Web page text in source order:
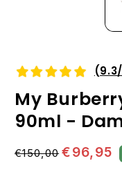
My
90ml -
Normale
€150,00 €96,95